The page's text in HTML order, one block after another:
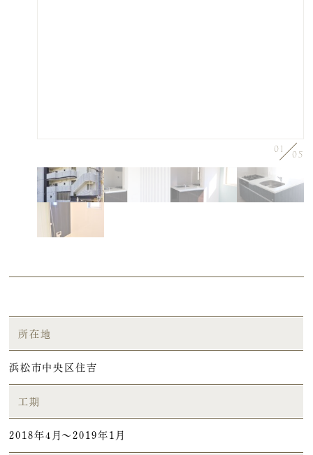
01 05
所在地
浜松市中央区住吉
工期
2018年4月～2019年1月